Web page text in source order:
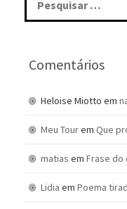
por:
Comentários
Heloise Miotto em
Meu Tourem Que
matias em Frase do
Lidia em Poema